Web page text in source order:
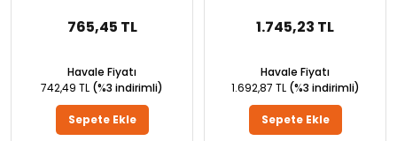
765,45 TL
Havale Fiyatı
742,49 TL (%3 indirimli)
Sepete Ekle
1.745,23 TL
Havale Fiyatı
1.692,87 TL (%3 indirimli)
Sepete Ekle